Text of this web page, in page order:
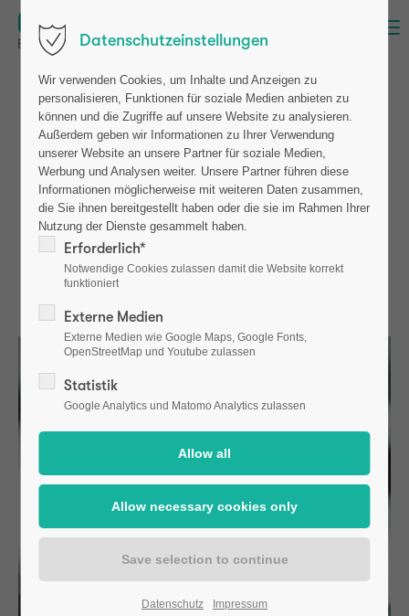
Advisory Board
The osteolabs Advisory Board advises the company and
management on strategic and business issues and
consists of experienced strategic advisors from various
industries. We benefit from their entrepreneurial
experience and expert knowledge, as the Advisory Board
points out new approaches, identifies solutions in crisis
situations and thus helps to reduce the risk of wrong
Datenschutzeinstellungen
Wir verwenden Cookies, um Inhalte und Anzeigen zu
personalisieren, Funktionen für soziale Medien anbieten zu
können und die Zugriffe auf unsere Website zu analysieren.
Außerdem geben wir Informationen zu Ihrer Verwendung
unserer Website an unsere Partner für soziale Medien,
Werbung und Analysen weiter. Unsere Partner führen diese
Informationen möglicherweise mit weiteren Daten zusammen,
die Sie ihnen bereitgestellt haben oder die sie im Rahmen Ihrer
Nutzung der Dienste gesammelt haben.
Erforderlich*
Notwendige Cookies zulassen damit die Website korrekt
funktioniert
Externe Medien
Externe Medien wie Google Maps, Google Fonts,
OpenStreetMap und Youtube zulassen
Statistik
Google Analytics und Matomo Analytics zulassen
Datenschutz Impressum